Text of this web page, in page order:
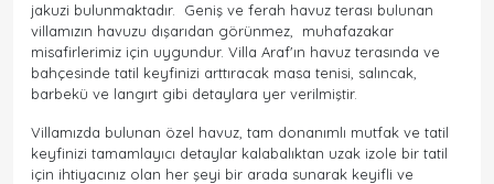
jakuzi bulunmaktadır. Geniş ve ferah havuz terası bulunan
villamızın havuzu dışarıdan görünmez, muhafazakar
misafirlerimiz için uygundur. Villa Araf'ın havuz terasında ve
bahçesinde tatil keyfinizi arttıracak masa tenisi, salıncak,
barbekü ve langırt gibi detaylara yer verilmiştir.
Villamızda bulunan özel havuz, tam donanımlı mutfak ve tatil
keyfinizi tamamlayıcı detaylar kalabalıktan uzak izole bir tatil
için ihtiyacınız olan her şeyi bir arada sunarak keyifli ve